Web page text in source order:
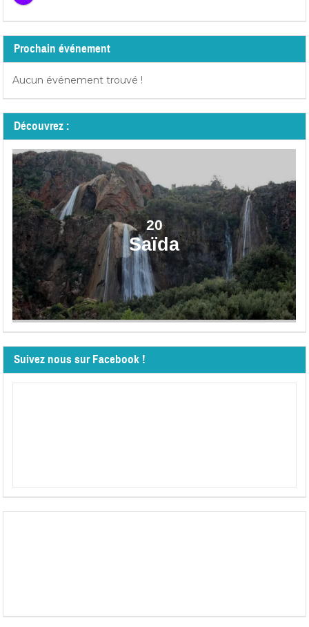
Prochain événement
Aucun événement trouvé !
Découvrez :
20
Saïda
Suivez nous sur Facebook !